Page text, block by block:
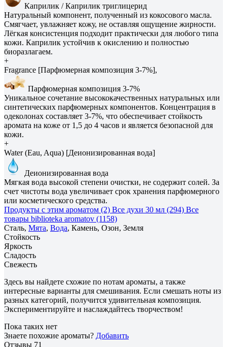
Каприлик / Каприлик триглицерид
Натуральный компонент, полученный из кокосового масла.
Смягчает, увлажняет кожу, не оставляя ощущение жирности.
Лёгкая консистенция подходит практически для любого типа
кожи. Каприлик устойчив к окислению и полностью
биоразлагаем.
+
Fragrance [Парфюмерная композиция 3-7%],
Парфюмерная композиция 3-7%
Уникальное сочетание высококачественных натуральных или
синтетических парфюмерных компонентов. Концентрация в
одеколонах составляет 3-7%, что обеспечивает стойкость
аромата на коже от 1,5 до 4 часов и является безопасной для
кожи.
+
Water (Eau, Aqua) [Деионизированная вода]
Деионизированная вода
Мягкая вода высокой степени очистки, не содержит солей. За
счет чистоты вода увеличивает срок хранения парфюмерного
или косметического средства.
Продукты с этим ароматом (2) Все духи 30 мл (294) Все
товары biblioteka aromatov (1158)
Сталь, Мята, Вода, Камень, Озон, Земля
Стойкость
Яркость
Сладость
Свежесть
Здесь вы найдете схожие по нотам ароматы, а также
интересные варианты для смешивания. Если смешать ноты из
разных категорий, получится удивительная композиция.
Экспериментируйте и наслаждайтесь творчеством!
Пока таких нет
Знаете похожие ароматы? Добавить
Отзывы 71